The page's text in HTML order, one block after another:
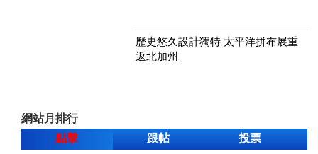
歷史悠久設計獨特 太平洋拼布展重
返北加州
網站月排行
點擊
跟帖 投票